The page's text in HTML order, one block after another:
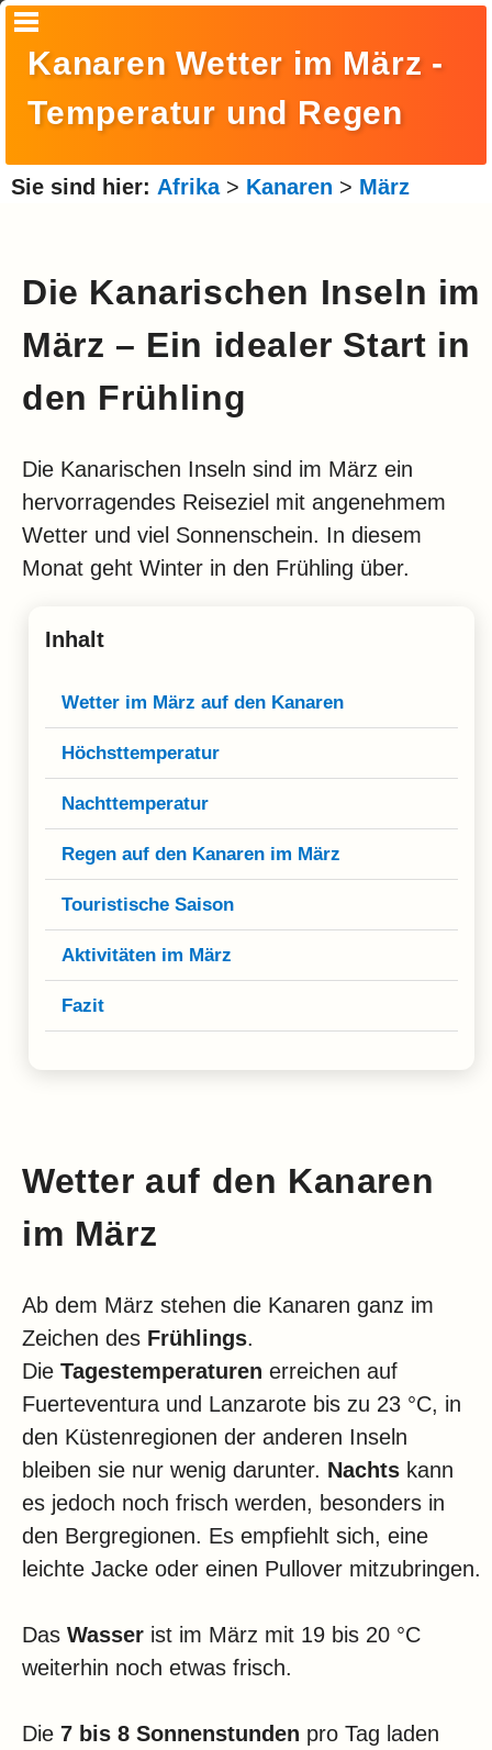
Amerika
Arktis
Antarktis
Klima
Impressum & Datenschutz
Kanaren Wetter im März -
Temperatur und Regen
Sie sind hier: Afrika> Kanaren > März
Die Kanarischen Inseln im
März – Ein idealer Start in
den Frühling
Die Kanarischen Inseln sind im März ein
hervorragendes Reiseziel mit angenehmem
Wetter und viel Sonnenschein. In diesem
Monat geht Winter in den Frühling über.
Inhalt
Wetter im März auf den Kanaren
Höchsttemperatur
Nachttemperatur
Regen auf den Kanaren im März
Touristische Saison
Aktivitäten im März
Fazit
Wetter auf den Kanaren
im März
Ab dem März stehen die Kanaren ganz im
Zeichen des Frühlings.
Die Tagestemperaturen erreichen auf
Fuerteventura und Lanzarote bis zu 23 °C, in
den Küstenregionen der anderen Inseln
bleiben sie nur wenig darunter. Nachts kann
es jedoch noch frisch werden, besonders in
den Bergregionen. Es empfiehlt sich, eine
leichte Jacke oder einen Pullover mitzubringen.
Das Wasser ist im März mit 19 bis 20 °C
weiterhin noch etwas frisch.
Die 7 bis 8 Sonnenstunden pro Tag laden